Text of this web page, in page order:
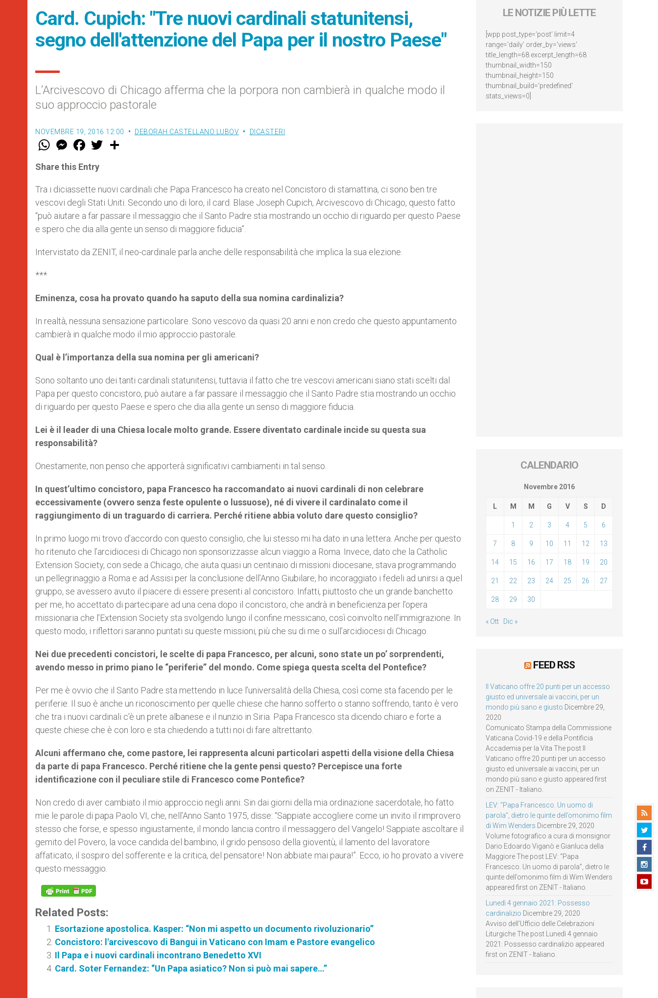
Card. Cupich: "Tre nuovi cardinali statunitensi,
segno dell'attenzione del Papa per il nostro Paese"
L’Arcivescovo di Chicago afferma che la porpora non cambierà in qualche modo il
suo approccio pastorale
NOVEMBRE 19, 2016 12:00 DEBORAH CASTELLANO LUBOV DICASTERI
W
t
s
p
p
M
e
s
e
g
e
r
F
a
e
b
o
k
w
r
Share this Entry
Tra i diciassette nuovi cardinali che Papa Francesco ha creato nel Concistoro di stamattina, ci sono ben tre
vescovi degli Stati Uniti. Secondo uno di loro, il card. Blase Joseph Cupich, Arcivescovo di Chicago, questo fatto
“può aiutare a far passare il messaggio che il Santo Padre stia mostrando un occhio di riguardo per questo Paese
e spero che dia alla gente un senso di maggiore fiducia”.
Intervistato da ZENIT, il neo-cardinale parla anche delle responsabilità che implica la sua elezione.
***
Eminenza, cosa ha provato quando ha saputo della sua nomina cardinalizia?
In realtà, nessuna sensazione particolare. Sono vescovo da quasi 20 anni e non credo che questo appuntamento
cambierà in qualche modo il mio approccio pastorale.
Qual è l’importanza della sua nomina per gli americani?
Sono soltanto uno dei tanti cardinali statunitensi, tuttavia il fatto che tre vescovi americani siano stati scelti dal
Papa per questo concistoro, può aiutare a far passare il messaggio che il Santo Padre stia mostrando un occhio
di riguardo per questo Paese e spero che dia alla gente un senso di maggiore fiducia.
Lei è il leader di una Chiesa locale molto grande. Essere diventato cardinale incide su questa sua
responsabilità?
Onestamente, non penso che apporterà significativi cambiamenti in tal senso.
In quest’ultimo concistoro, papa Francesco ha raccomandato ai nuovi cardinali di non celebrare
eccessivamente (ovvero senza feste opulente o lussuose), né di vivere il cardinalato come il
raggiungimento di un traguardo di carriera. Perché ritiene abbia voluto dare questo consiglio?
In primo luogo mi trovo d’accordo con questo consiglio, che lui stesso mi ha dato in una lettera. Anche per questo
ho ritenuto che l’arcidiocesi di Chicago non sponsorizzasse alcun viaggio a Roma. Invece, dato che la Catholic
Extension Society, con sede a Chicago, che aiuta quasi un centinaio di missioni diocesane, stava programmando
un pellegrinaggio a Roma e ad Assisi per la conclusione dell’Anno Giubilare, ho incoraggiato i fedeli ad unirsi a quel
gruppo, se avessero avuto il piacere di essere presenti al concistoro. Infatti, piuttosto che un grande banchetto
per me, ho accettato di partecipare ad una cena dopo il concistoro, che andrà in beneficienza per l’opera
missionaria che l’Extension Society sta svolgendo lungo il confine messicano, così coinvolto nell’immigrazione. In
questo modo, i riflettori saranno puntati su queste missioni, più che su di me o sull’arcidiocesi di Chicago.
Nei due precedenti concistori, le scelte di papa Francesco, per alcuni, sono state un po’ sorprendenti,
avendo messo in primo piano le “periferie” del mondo. Come spiega questa scelta del Pontefice?
Per me è ovvio che il Santo Padre sta mettendo in luce l’universalità della Chiesa, così come sta facendo per le
periferie. Il suo è anche un riconoscimento per quelle chiese che hanno sofferto o stanno soffrendo, tanto è vero
che tra i nuovi cardinali c’è un prete albanese e il nunzio in Siria. Papa Francesco sta dicendo chiaro e forte a
queste chiese che è con loro e sta chiedendo a tutti noi di fare altrettanto.
Alcuni affermano che, come pastore, lei rappresenta alcuni particolari aspetti della visione della Chiesa
da parte di papa Francesco. Perché ritiene che la gente pensi questo? Percepisce una forte
identificazione con il peculiare stile di Francesco come Pontefice?
Non credo di aver cambiato il mio approccio negli anni. Sin dai giorni della mia ordinazione sacerdotale, ho fatto
mie le parole di papa Paolo VI, che, nell’Anno Santo 1975, disse: “Sappiate accogliere come un invito il rimprovero
stesso che forse, e spesso ingiustamente, il mondo lancia contro il messaggero del Vangelo! Sappiate ascoltare il
gemito del Povero, la voce candida del bambino, il grido pensoso della gioventù, il lamento del lavoratore
affaticato, il sospiro del sofferente e la critica, del pensatore! Non abbiate mai paura!”. Ecco, io ho provato a vivere
questo messaggio.
Related Posts:
Esortazione apostolica. Kasper: “Non mi aspetto un documento rivoluzionario”
Concistoro: l'arcivescovo di Bangui in Vaticano con Imam e Pastore evangelico
Il Papa e i nuovi cardinali incontrano Benedetto XVI
Card. Soter Fernandez: “Un Papa asiatico? Non si può mai sapere…”
LE NOTIZIE PIÙ LETTE
[wpp post_type='post' limit=4
range='daily' order_by='views'
title_length=68 excerpt_length=68
thumbnail_width=150
thumbnail_height=150
thumbnail_build='predefined'
stats_views=0]
CALENDARIO
Novembre 2016
L M M G V S D
1 2 3 4 5 6
7 8 9 10 11 12 13
14 15 16 17 18 19 20
21 22 23 24 25 26 27
28 29 30
« Ott Dic »
FEED RSS
Il Vaticano offre 20 punti per un accesso
giusto ed universale ai vaccini, per un
mondo più sano e giusto Dicembre 29,
2020
Comunicato Stampa della Commissione
Vaticana Covid-19 e della Pontificia
Accademia per la Vita The post Il
Vaticano offre 20 punti per un accesso
giusto ed universale ai vaccini, per un
mondo più sano e giusto appeared first
on ZENIT - Italiano.
LEV: “Papa Francesco. Un uomo di
parola”, dietro le quinte dell’omonimo film
di Wim Wenders Dicembre 29, 2020
Volume fotografico a cura di monsignor
Dario Edoardo Viganò e Gianluca della
Maggiore The post LEV: “Papa
Francesco. Un uomo di parola”, dietro le
quinte dell’omonimo film di Wim Wenders
appeared first on ZENIT - Italiano.
Lunedì 4 gennaio 2021: Possesso
cardinalizio Dicembre 29, 2020
Avviso dell’Ufficio delle Celebrazioni
Liturgiche The post Lunedì 4 gennaio
2021: Possesso cardinalizio appeared
first on ZENIT - Italiano.